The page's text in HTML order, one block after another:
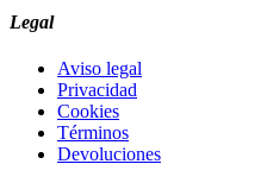
Legal
Aviso legal
Privacidad
Cookies
Términos
Devoluciones